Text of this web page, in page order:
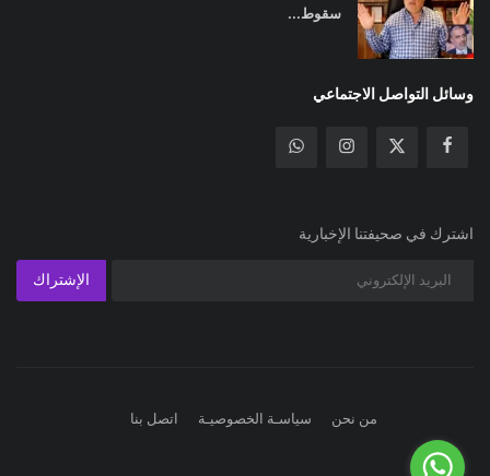
سقوط...
وسائل التواصل الاجتماعي
اشترك في صحيفتنا الإخبارية
الإشتراك
من نحن سياسـة الخصوصيـة اتصل بنا